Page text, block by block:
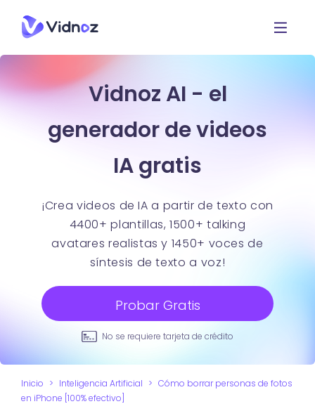
Vidnoz AI - el
generador de videos
IA gratis
¡Crea videos de IA a partir de texto con
4400+ plantillas, 1500+ talking
avatares realistas y 1450+ voces de
síntesis de texto a voz!
Probar Gratis
No se requiere tarjeta de crédito
Inicio > Inteligencia Artificial > Cómo borrar personas de fotos
en iPhone [100% efectivo]